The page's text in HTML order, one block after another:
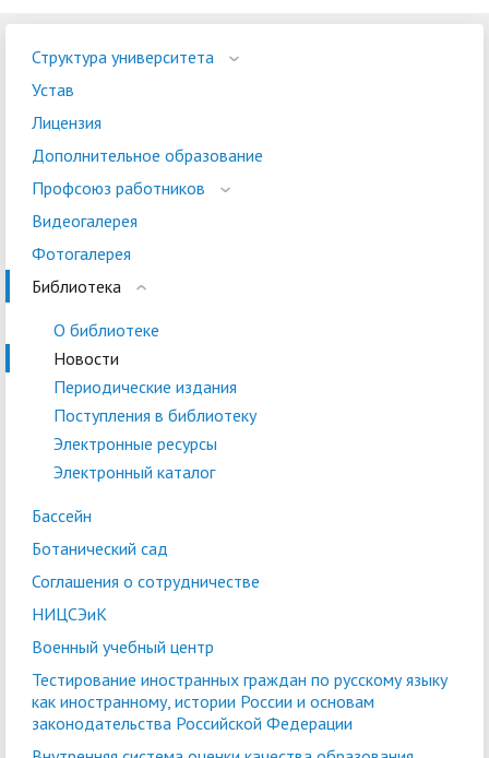
Структура университета
Устав
Лицензия
Дополнительное образование
Профсоюз работников
Видеогалерея
Фотогалерея
Библиотека
О библиотеке
Новости
Периодические издания
Поступления в библиотеку
Электронные ресурсы
Электронный каталог
Бассейн
Ботанический сад
Соглашения о сотрудничестве
НИЦСЭиК
Военный учебный центр
Тестирование иностранных граждан по русскому языку
как иностранному, истории России и основам
законодательства Российской Федерации